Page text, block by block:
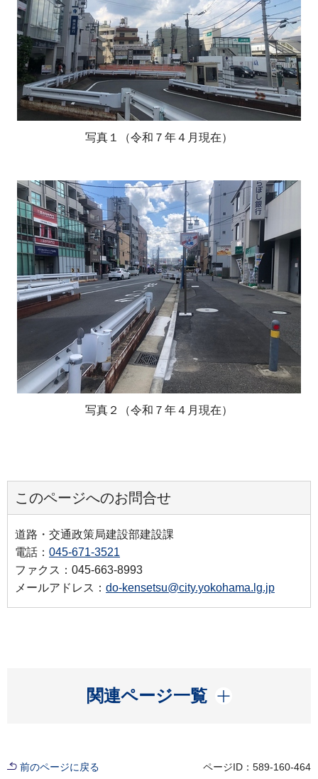
写真１（令和７年４月現在）
写真２（令和７年４月現在）
このページへのお問合せ
道路・交通政策局建設部建設課
電話： 045-671-3521
ファクス：045-663-8993
メールアドレス： do-kensetsu@city.yokohama.lg.jp
関連ページ一覧
開く
前のページに戻る ページID：589-160-464